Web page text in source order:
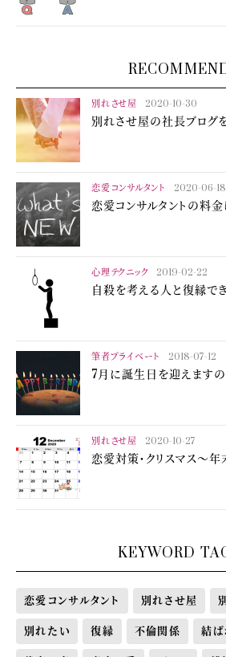
別れさせ屋 2020-10-30
別れさせ屋の社長ブログ
恋愛コンサルタント 2020-06-18
恋愛コンサルタントの料
心理テクニック 2019-02-22
自殺を考える人と復縁で
筆者プライベート 2018-07-12
7月に誕生日を迎えますの
別れさせ屋 2020-10-27
恋愛対策・クリスマス～
KEYWORD
恋愛コンサルタント 別れさせ屋
別れたい 復縁 不倫関係 結